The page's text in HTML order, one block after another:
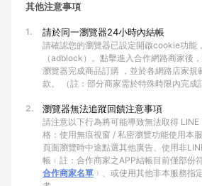
其他注意事項
1. 請於同一瀏覽器24小時內結帳
請確認您的瀏覽器已設定開啟cookie功能
（adblock）。點擊進入合作網路商家後
瀏覽器完成商品訂購 ，並於各網路店家規
款。 （註：部分商家需於特殊時限內完成
2. 瀏覽器無法追蹤回饋注意事項
請注意以下行為將可能導致無法取得
格：使用無痕視窗 / 私密瀏覽功能使用本
頁面瀏覽時中途點選其他廣告、使用非
帳﹙註：合作商家之APP結帳目前僅部份
合作商家名單 ﹚、或使用其他非本服務指